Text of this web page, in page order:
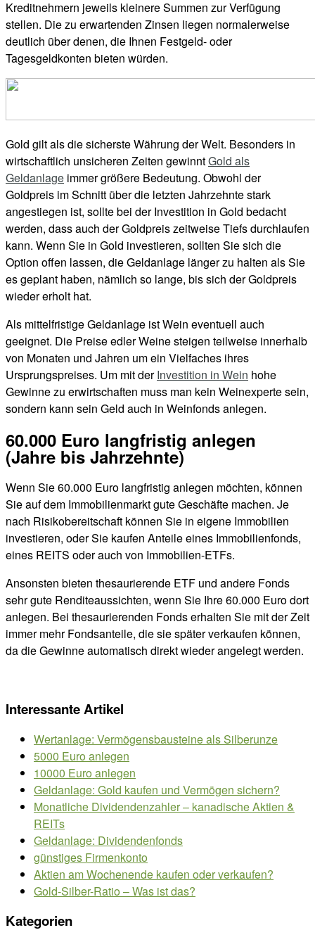
Kreditnehmern jeweils kleinere Summen zur Verfügung
stellen. Die zu erwartenden Zinsen liegen normalerweise
deutlich über denen, die Ihnen Festgeld- oder
Tagesgeldkonten bieten würden.
Gold gilt als die sicherste Währung der Welt. Besonders in
wirtschaftlich unsicheren Zeiten gewinntGold als
Geldanlage immer größere Bedeutung. Obwohl der
Goldpreis im Schnitt über die letzten Jahrzehnte stark
angestiegen ist, sollte bei der Investition in Gold bedacht
werden, dass auch der Goldpreis zeitweise Tiefs durchlaufen
kann. Wenn Sie in Gold investieren, sollten Sie sich die
Option offen lassen, die Geldanlage länger zu halten als Sie
es geplant haben, nämlich so lange, bis sich der Goldpreis
wieder erholt hat.
Als mittelfristige Geldanlage ist Wein eventuell auch
geeignet. Die Preise edler Weine steigen teilweise innerhalb
von Monaten und Jahren um ein Vielfaches ihres
Ursprungspreises. Um mit derInvestition in Wein hohe
Gewinne zu erwirtschaften muss man kein Weinexperte sein,
sondern kann sein Geld auch in Weinfonds anlegen.
60.000 Euro langfristig anlegen
(Jahre bis Jahrzehnte)
Wenn Sie 60.000 Euro langfristig anlegen möchten, können
Sie auf dem Immobilienmarkt gute Geschäfte machen. Je
nach Risikobereitschaft können Sie in eigene Immobilien
investieren, oder Sie kaufen Anteile eines Immobilienfonds,
eines REITS oder auch von Immobilien-ETFs.
Ansonsten bieten thesaurierende ETF und andere Fonds
sehr gute Renditeaussichten, wenn Sie Ihre 60.000 Euro dort
anlegen. Bei thesaurierenden Fonds erhalten Sie mit der Zeit
immer mehr Fondsanteile, die sie später verkaufen können,
da die Gewinne automatisch direkt wieder angelegt werden.
Interessante Artikel
Wertanlage: Vermögensbausteine als Silberunze
5000 Euro anlegen
10000 Euro anlegen
Geldanlage: Gold kaufen und Vermögen sichern?
Monatliche Dividendenzahler – kanadische Aktien &
REITs
Geldanlage: Dividendenfonds
günstiges Firmenkonto
Aktien am Wochenende kaufen oder verkaufen?
Gold-Silber-Ratio – Was ist das?
Kategorien